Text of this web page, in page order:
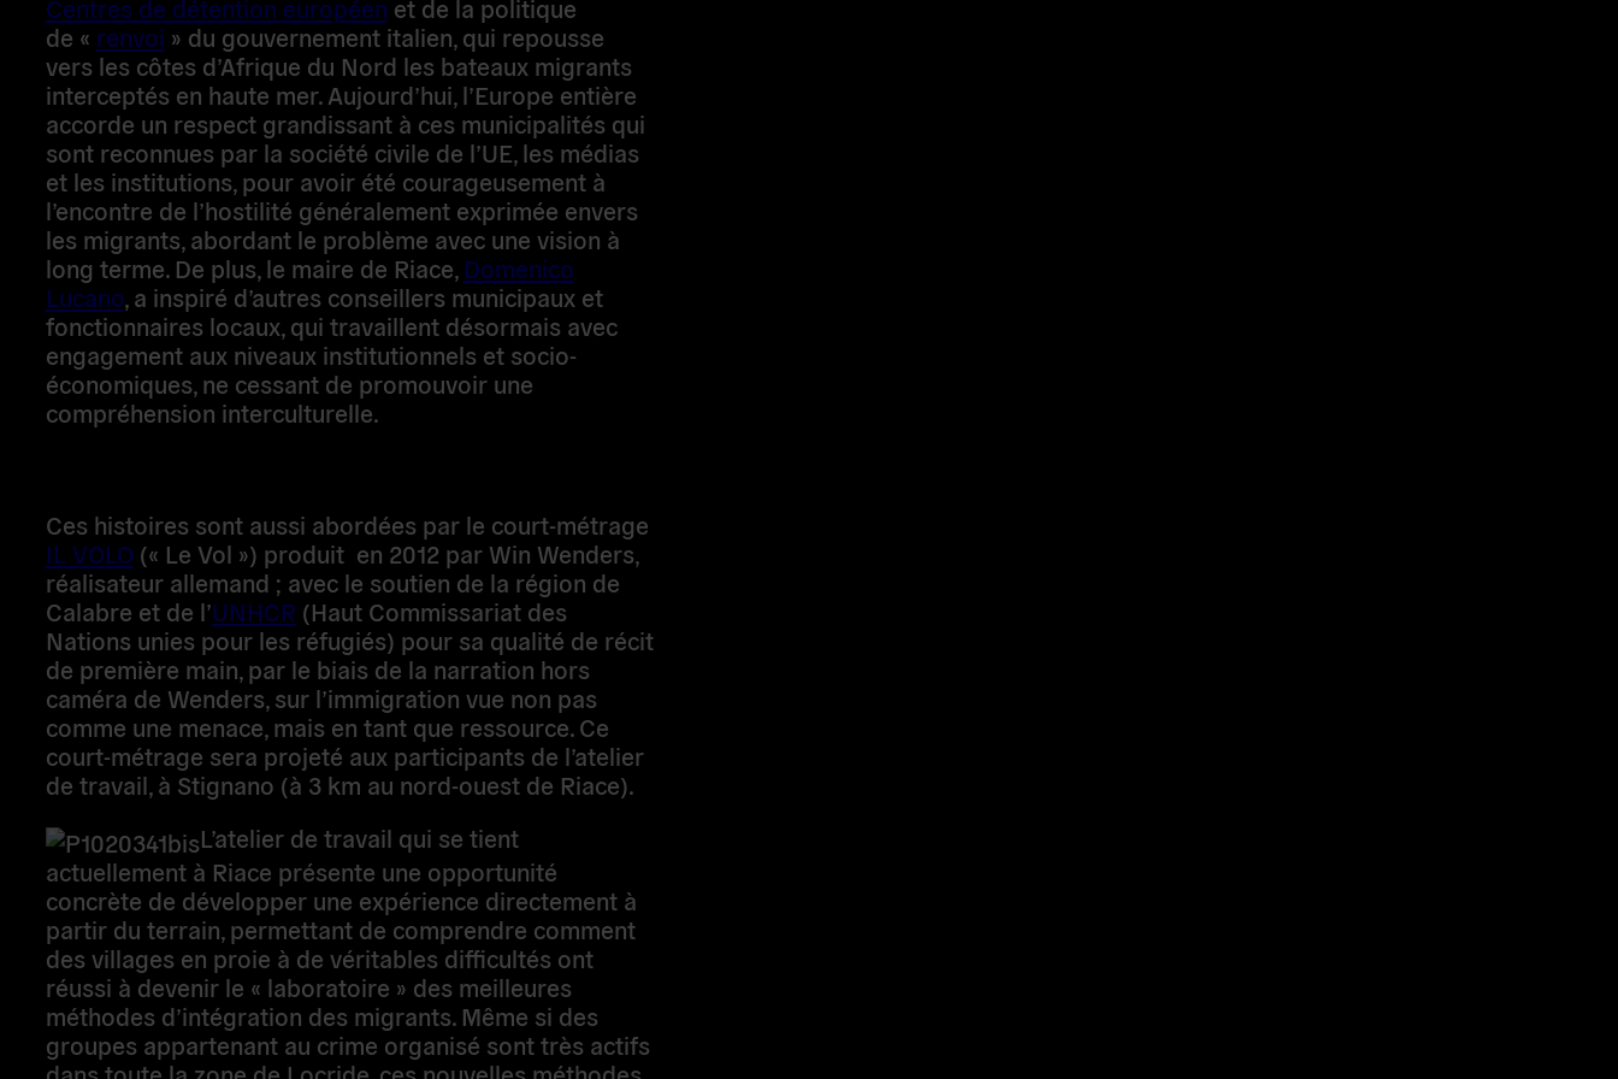
d’Afrique du Nord les bateaux migrants interceptés en
haute mer. Aujourd’hui, l’Europe entière accorde un
respect grandissant à ces municipalités qui sont
reconnues par la société civile de l’UE, les médias et les
institutions, pour avoir été courageusement à l’encontre
de l’hostilité généralement exprimée envers les
migrants, abordant le problème avec une vision à long
terme. De plus, le maire de Riace,Domenico Lucano, a
inspiré d’autres conseillers municipaux et fonctionnaires
locaux, qui travaillent désormais avec engagement aux
niveaux institutionnels et socio-économiques, ne cessant
de promouvoir une compréhension interculturelle.
Ces histoires sont aussi abordées par le court-métrage
Calabre et de l’UNHCR(Haut Commissariat des Nations
unies pour les réfugiés) pour sa qualité de récit de
première main, par le biais de la narration hors caméra
de Wenders, sur l’immigration vue non pas comme une
menace, mais en tant que ressource. Ce court-métrage
sera projeté aux participants de l’atelier de travail, à
Stignano (à 3 km au nord-ouest de Riace).
L’atelier de travail qui se tient actuellement
à Riace présente une opportunité concrète de
terrain, permettant de comprendre comment des
villages en proie à de véritables difficultés ont réussi à
devenir le « laboratoire » des meilleures méthodes
d’intégration des migrants. Même si des groupes
appartenant au crime organisé sont très actifs dans
toute la zone de Locride, ces nouvelles méthodes et
politiques ont été élaborées de façon créative afin de
convenir aux récents changements culturels et
structurels. Le fait est qu’en élevant une nouvelle